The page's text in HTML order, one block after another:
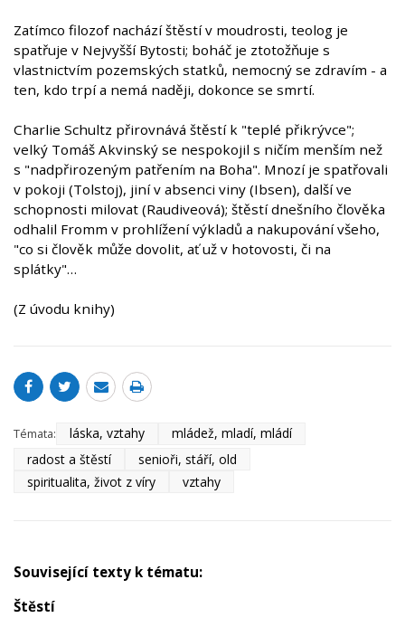
Zatímco filozof nachází štěstí v moudrosti, teolog je
spatřuje v Nejvyšší Bytosti; boháč je ztotožňuje s
vlastnictvím pozemských statků, nemocný se zdravím - a
ten, kdo trpí a nemá naději, dokonce se smrtí.
Charlie Schultz přirovnává štěstí k "teplé přikrývce";
velký Tomáš Akvinský se nespokojil s ničím menším než
s "nadpřirozeným patřením na Boha". Mnozí je spatřovali
v pokoji (Tolstoj), jiní v absenci viny (Ibsen), další ve
schopnosti milovat (Raudiveová); štěstí dnešního člověka
odhalil Fromm v prohlížení výkladů a nakupování všeho,
"co si člověk může dovolit, ať už v hotovosti, či na
splátky"…
(Z úvodu knihy)
Témata: láska, vztahy
mládež, mladí, mládí
radost a štěstí
senioři, stáří, old
spiritualita, život z víry
vztahy
Související texty k tématu:
Štěstí